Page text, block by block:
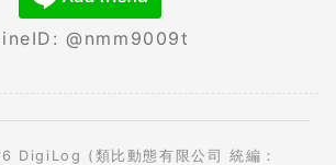
@nmm9009t
DigiLog (類比動態有限公司 統編：